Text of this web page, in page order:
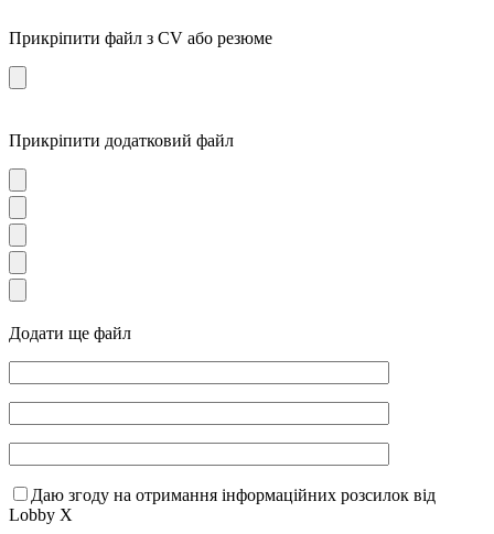
Прикріпити файл з CV або резюме
Прикріпити додатковий файл
Додати ще файл
Даю згоду на отримання інформаційних розсилок від
Lobby X